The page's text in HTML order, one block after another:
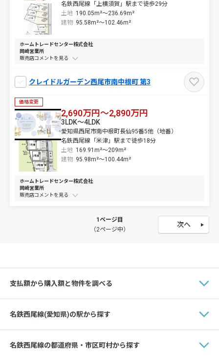
名鉄西尾線「上横須賀」駅まで徒歩29分
土地 190.05m²～236.69m²
建物 95.58m²～102.46m²
ホームトレードセンター株式会社
岡崎営業所
販売店コメントを
クレイドルガーデン西尾市南中根町 第3
価格変更
2,690万円～2,890万円
愛知県西尾市南中根町長仙95番5他（地番）
名鉄西尾線「米津」駅まで徒歩18分
土地 169.91m²～209m²
3LDK～4LDK
建物 95.98m²～100.44m²
ホームトレードセンター株式会社
岡崎営業所
販売店コメントを
1ページ目
（2ページ中）
次へ
支払額から購入額と物件を調べる
名鉄西尾線(愛知県)の駅から探す
名鉄西尾線の都道府県・市区町村から探す